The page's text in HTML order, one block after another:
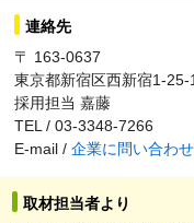
連絡先
〒 163-0637
東京都新宿区西新宿1-
採用担当 嘉藤
TEL / 03-3348-7266
E-mail / 企業に問い合わ
取材担当者より